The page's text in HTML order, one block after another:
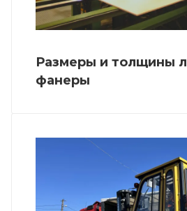
Размеры и толщины
фанеры